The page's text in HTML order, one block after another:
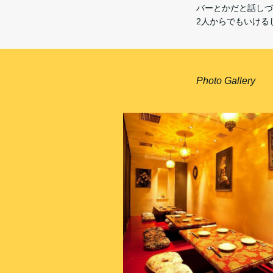
バーとかだと話し
2人からでもいける
Photo Gallery